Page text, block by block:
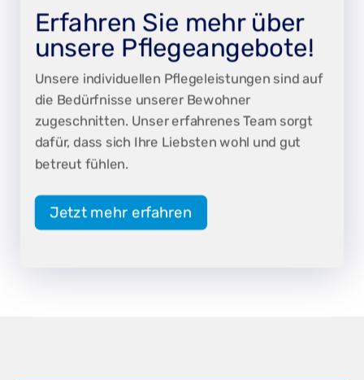
Erfahren Sie mehr über
unsere Pflegeangebote!
Unsere individuellen Pflegeleistungen sind auf
die Bedürfnisse unserer Bewohner
zugeschnitten. Unser erfahrenes Team sorgt
dafür, dass sich Ihre Liebsten wohl und gut
betreut fühlen.
Jetzt mehr erfahren